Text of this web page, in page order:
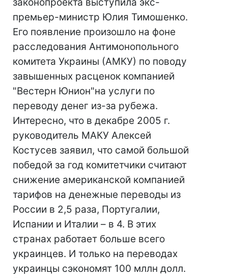
премьер-министр Юлия Тимошенко.
Его появление произошло на фоне
расследования Антимонопольного
комитета Украины (АМКУ) по поводу
завышенных расценок компанией
"Вестерн Юнион"на услуги по
переводу денег из-за рубежа.
Интересно, что в декабре 2005 г.
руководитель МАКУ Алексей
Костусев заявил, что самой большой
победой за год комитетчики считают
снижение американской компанией
тарифов на денежные переводы из
России в 2,5 раза, Португалии,
Испании и Италии – в 4. В этих
странах работает больше всего
украинцев. И только на переводах
украинцы сэкономят 100 мллн долл.